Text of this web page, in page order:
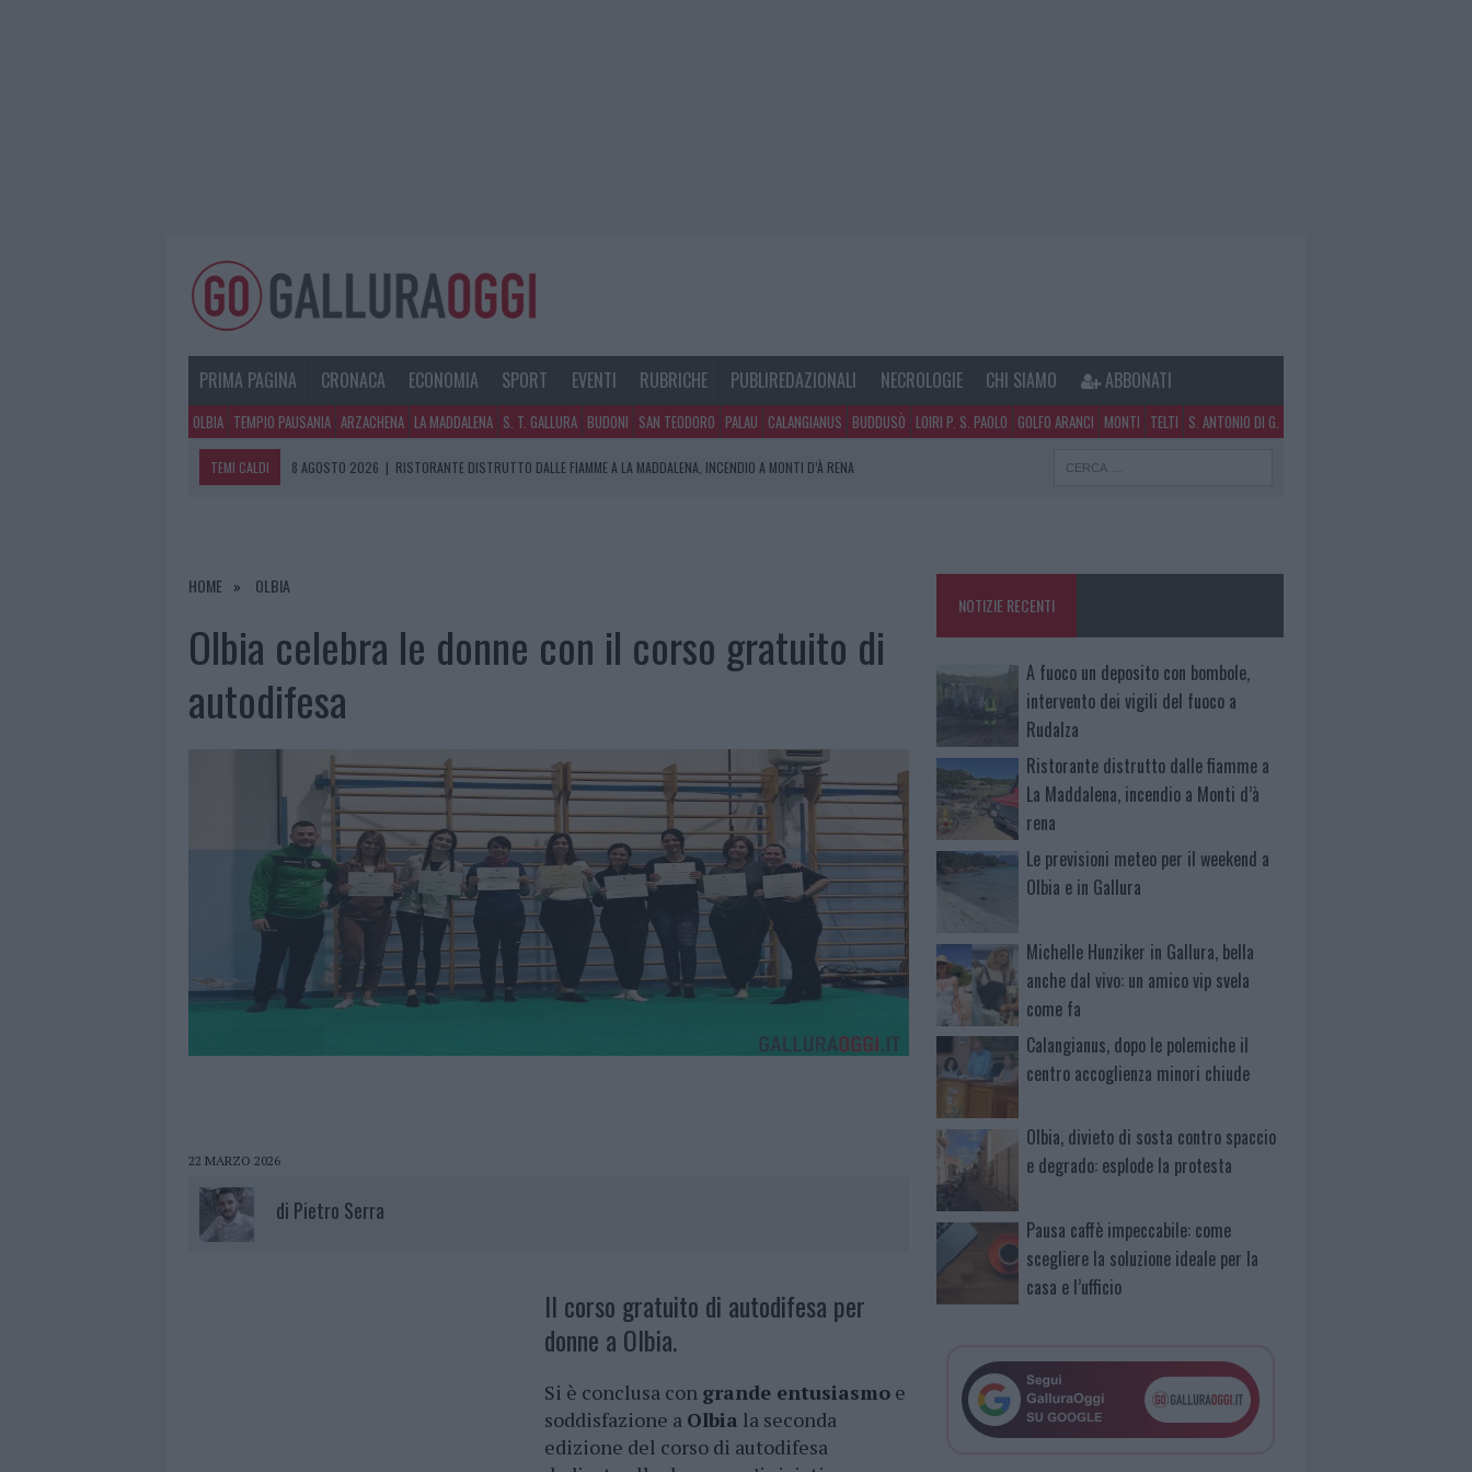
PRIMA PAGINA CRONACA ECONOMIA SPORT EVENTI RUBRICHE PUBLIREDAZIONALI NECROLOGIE CHI SIAMO ABBONATI
OLBIA TEMPIO PAUSANIA ARZACHENA LA MADDALENA S. T. GALLURA BUDONI SAN TEODORO PALAU CALANGIANUS BUDDUSÒ LOIRI P. S. PAOLO GOLFO ARANCI MONTI TELTI S. ANTONIO DI G.
TEMI CALDI 8 AGOSTO 2026 | RISTORANTE DISTRUTTO DALLE FIAMME A LA MADDALENA, INCENDIO A MONTI D’À RENA
7 AGOSTO 2026
HOME OLBIA
Olbia celebra le donne con il corso gratuito di
autodifesa
22 MARZO 2026
di Pietro Serra
Il corso gratuito di autodifesa per
donne a Olbia.
Si è conclusa con grande entusiasmo e
soddisfazione a Olbia la seconda
edizione del corso di autodifesa
NOTIZIE RECENTI
A fuoco un deposito con bombole,
intervento dei vigili del fuoco a
Rudalza
Ristorante distrutto dalle fiamme a
La Maddalena, incendio a Monti d’à
rena
Le previsioni meteo per il weekend a
Olbia e in Gallura
Michelle Hunziker in Gallura, bella
anche dal vivo: un amico vip svela
come fa
Calangianus, dopo le polemiche il
centro accoglienza minori chiude
Olbia, divieto di sosta contro spaccio
e degrado: esplode la protesta
Pausa caffè impeccabile: come
scegliere la soluzione ideale per la
casa e l’ufficio